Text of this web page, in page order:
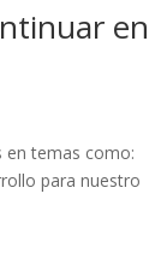
en
en temas como:
para nuestro